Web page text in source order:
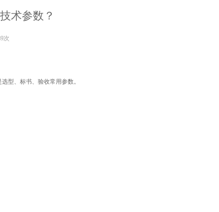
术参数？
次
型、标书、验收常用参数。